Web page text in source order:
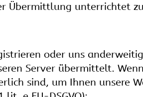
Übermittlung unterrichtet
oder uns
Server übermittelt.
sind, um Ihnen unsere